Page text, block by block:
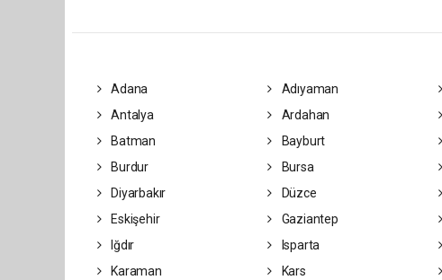
Adana Adıyaman
Antalya
Ardahan
Batman
Bayburt
Burdur
Bursa
Diyarbakır
Düzce
Eskişehir
Gaziantep
Iğdır
Isparta
Karaman
Kars